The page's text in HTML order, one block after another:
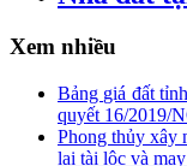
Xem nhiều
Bảng giá đất
quyết 16/2019/
Phong thủy xây
lại tài lộc và